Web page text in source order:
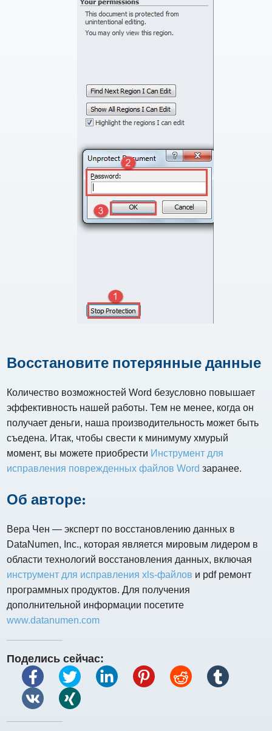
Восстановите потерянные данные
Количество возможностей Word безусловно повышает
эффективность нашей работы. Тем не менее, когда он
получает деньги, наша производительность может быть
съедена. Итак, чтобы свести к минимуму хмурый
момент, вы можете приобрести Инструмент для
исправления поврежденных файлов Wordзаранее.
Об авторе:
Вера Чен — эксперт по восстановлению данных в
DataNumen, Inc., которая является мировым лидером в
области технологий восстановления данных, включая
инструмент для исправления xls-файлов и pdf ремонт
программных продуктов. Для получения
дополнительной информации посетите
www.datanumen.com
Поделись сейчас: